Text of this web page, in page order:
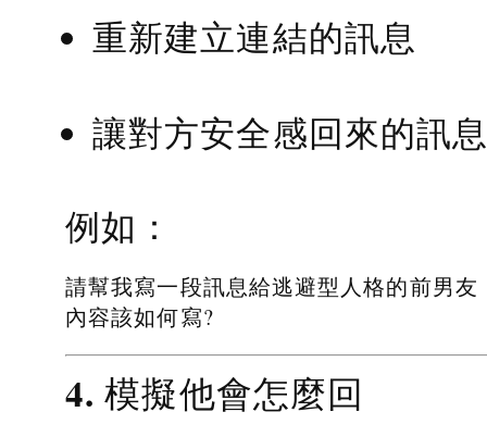
重新建立連結的訊息
讓對方安全感回來的訊
例如：
請幫我寫一段訊息給逃避型人格的前男友
內容該如何寫?
4. 模擬他會怎麼回